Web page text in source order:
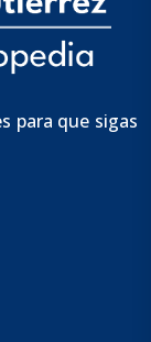
para que sigas